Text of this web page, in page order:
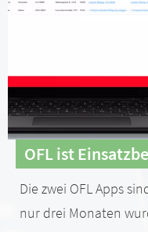
OFL ist
Die zwei OFL Apps
nur drei Monaten